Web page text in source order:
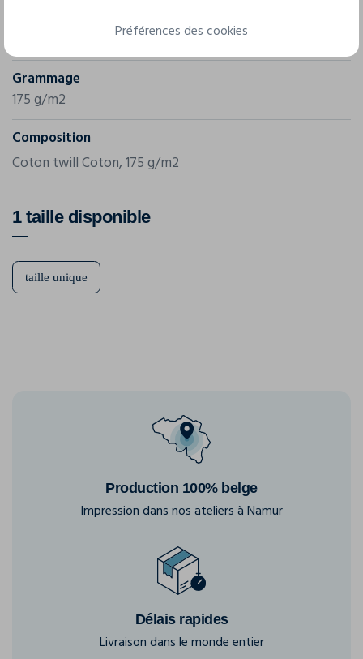
Grammage
175 g/m2
Composition
Coton twill Coton, 175 g/m2
1 taille disponible
taille unique
Production 100% belge
Impression dans nos ateliers à Namur
Délais rapides
Livraison dans le monde entier
Préférences des cookies